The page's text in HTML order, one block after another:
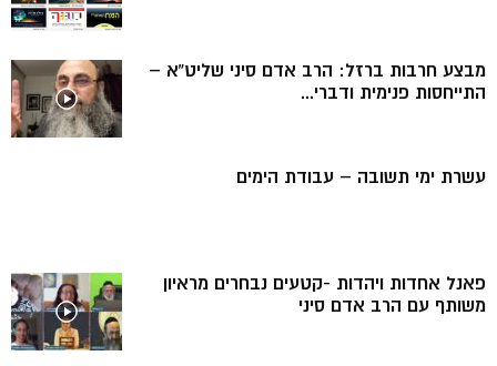
מבצע חרבות ברזל: הרב אדם סיני שליט”א –
התייחסות פנימית ודברי...
עשרת ימי תשובה – עבודת הימים
פאנל אחדות ויהדות -קטעים נבחרים מראיון
משותף עם הרב אדם סיני